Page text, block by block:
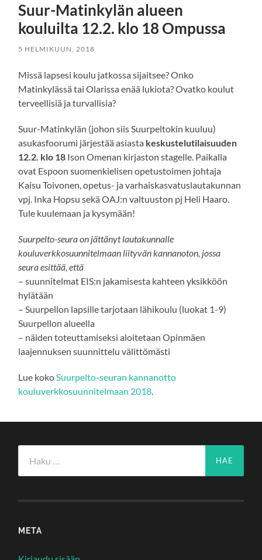
Suur-Matinkylän alueen
kouluilta 12.2. klo 18 Ompussa
5 HELMIKUUN, 2018
Missä lapsesi koulu jatkossa sijaitsee? Onko
Matinkylässä tai Olarissa enää lukiota? Ovatko koulut
terveellisiä ja turvallisia?
Suur-Matinkylän (johon siis Suurpeltokin kuuluu)
asukasfoorumi järjestää asiasta keskustelutilaisuuden
12.2. klo 18 Ison Omenan kirjaston stagelle. Paikalla
ovat Espoon suomenkielisen opetustoimen johtaja
Kaisu Toivonen, opetus- ja varhaiskasvatuslautakunnan
vpj. Inka Hopsu sekä OAJ:n valtuuston pj Heli Haaro.
Tule kuulemaan ja kysymään!
Suurpelto-seura on jättänyt lautakunnalle
kouluverkkosuunnitelmaan liityvän kannanoton, jossa
seura esittää, että
– suunnitelmat EIS:n jakamisesta kahteen yksikköön
hylätään
– Suurpellon lapsille tarjotaan lähikoulu (luokat 1-9)
Suurpellon alueella
– näiden toteuttamiseksi aloitetaan Opinmäen
laajennuksen suunnittelu välittömästi
Lue kokoSuurpelto-seuran kannanotto
kouluverkkosuunnitelmaan 2018.
META